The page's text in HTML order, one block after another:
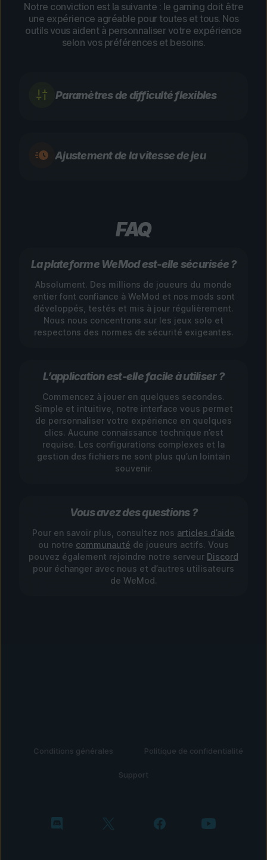
Notre conviction est la suivante : le gaming doit être
une expérience agréable pour toutes et tous. Nos
outils vous aident à personnaliser votre expérience
selon vos préférences et besoins.
Paramètres de difficulté flexibles
Ajustement de la vitesse de jeu
FAQ
La plateforme WeMod est-elle sécurisée ?
Absolument. Des millions de joueurs du monde
entier font confiance à WeMod et nos mods sont
développés, testés et mis à jour régulièrement.
Nous nous concentrons sur les jeux solo et
respectons des normes de sécurité exigeantes.
L’application est-elle facile à utiliser ?
Commencez à jouer en quelques secondes.
Simple et intuitive, notre interface vous permet
de personnaliser votre expérience en quelques
clics. Aucune connaissance technique n’est
requise. Les configurations complexes et la
gestion des fichiers ne sont plus qu’un lointain
souvenir.
Vous avez des questions ?
Pour en savoir plus, consultez nos articles d’aide
ou notre communauté de joueurs actifs. Vous
pouvez également rejoindre notre serveur Discord
pour échanger avec nous et d’autres utilisateurs
de WeMod.
Conditions générales Politique de confidentialité
Support